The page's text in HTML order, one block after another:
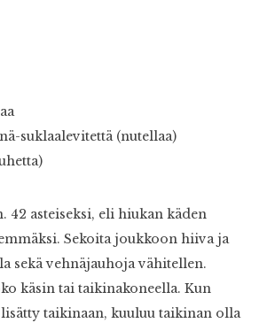
suklaalevitettä (nutellaa)
42 asteiseksi, eli hiukan käden
Sekoita joukkoon hiiva ja
sekä vehnäjauhoja vähitellen.
käsin tai taikinakoneella. Kun
taikinaan, kuuluu taikinan olla